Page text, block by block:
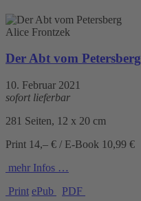
Alice Frontzek
Der Abt vom Petersberg
10. Februar 2021
sofort lieferbar
281 Seiten, 12 x 20 cm
Print 14,– € / E-Book 10,99 €
mehr Infos …
Print ePub PDF